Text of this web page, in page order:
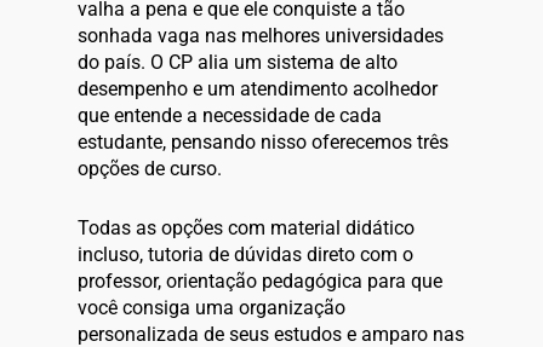
valha a pena e que ele conquiste a tão
sonhada vaga nas melhores universidades
do país. O CP alia um sistema de alto
desempenho e um atendimento acolhedor
que entende a necessidade de cada
estudante, pensando nisso oferecemos três
opções de curso.
Todas as opções com material didático
incluso, tutoria de dúvidas direto com o
professor, orientação pedagógica para que
você consiga uma organização
personalizada de seus estudos e amparo nas